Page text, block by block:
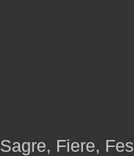
Sagre, Fiere,